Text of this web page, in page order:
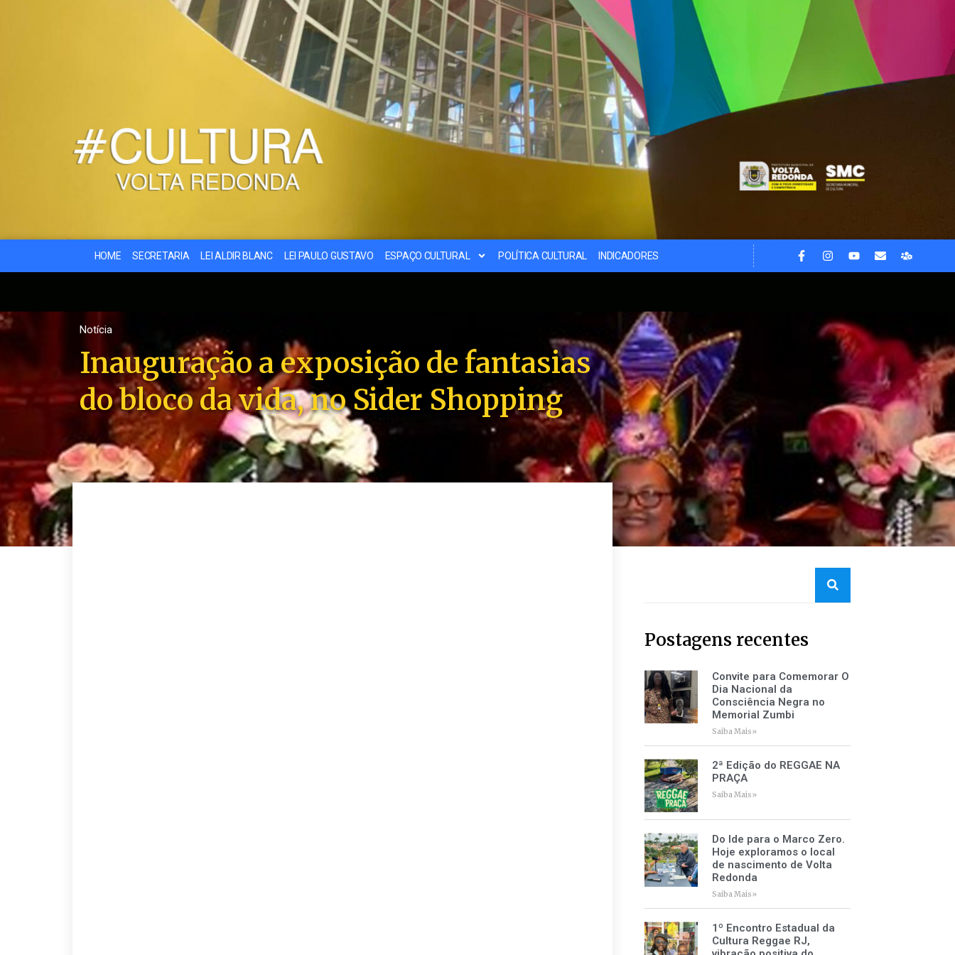
HOME SECRETARIA LEI ALDIR BLANC LEI PAULO GUSTAVO ESPAÇO CULTURAL POLÍTICA CULTURAL INDICADORES
Notícia
Inauguração a exposição de fantasias
do bloco da vida, no Sider Shopping
Postagens recentes
Convite para Comemorar O
Dia Nacional da
Consciência Negra no
Memorial Zumbi
Saiba Mais»
2ª Edição do REGGAE NA
PRAÇA
Saiba Mais»
Do Ide para o Marco Zero.
Hoje exploramos o local
de nascimento de Volta
Redonda
Saiba Mais»
1º Encontro Estadual da
Cultura Reggae RJ,